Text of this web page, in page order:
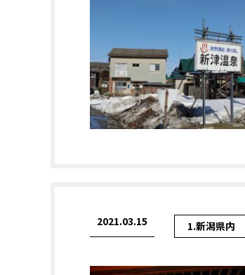
2021.03.15 1.新潟県内